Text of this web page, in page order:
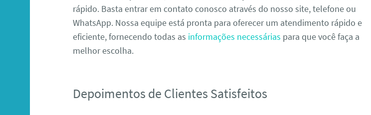
rápido. Basta entrar em contato conosco através do nosso site, telefone ou
WhatsApp. Nossa equipe está pronta para oferecer um atendimento rápido e
eficiente, fornecendo todas as informações necessárias para que você faça a
melhor escolha.
Depoimentos de Clientes Satisfeitos